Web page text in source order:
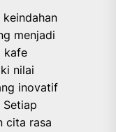
menjadi
kafe
nilai
inovatif
cita rasa